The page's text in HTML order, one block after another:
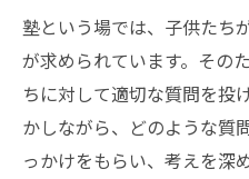
塾という場では、子供たち
が求められています。その
ちに対して適切な質問を投
かしながら、どのような質
っかけをもらい、考えを深